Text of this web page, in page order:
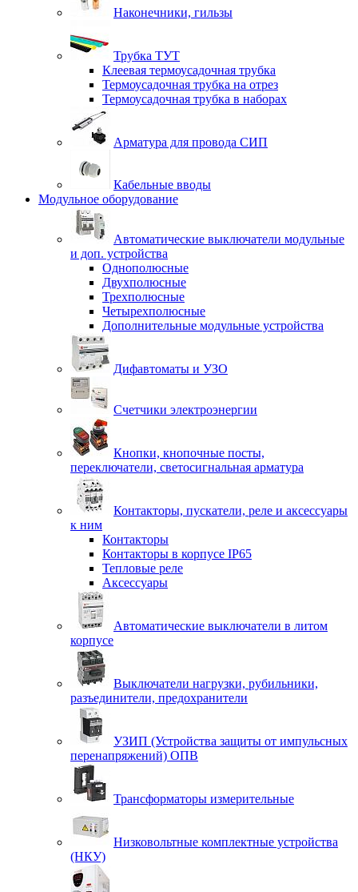
Наконечники, гильзы
Трубка ТУТ
Клеевая термоусадочная трубка
Термоусадочная трубка на отрез
Термоусадочная трубка в наборах
Арматура для провода СИП
Кабельные вводы
Модульное оборудование
Автоматические выключатели модульные
и доп. устройства
Однополюсные
Двухполюсные
Трехполюсные
Четырехполюсные
Дополнительные модульные устройства
Дифавтоматы и УЗО
Счетчики электроэнергии
Кнопки, кнопочные посты,
переключатели, светосигнальная арматура
Контакторы, пускатели, реле и аксессуары
к ним
Контакторы
Контакторы в корпусе IP65
Тепловые реле
Аксессуары
Автоматические выключатели в литом
корпусе
Выключатели нагрузки, рубильники,
разъединители, предохранители
УЗИП (Устройства защиты от импульсных
перенапряжений) ОПВ
Трансформаторы измерительные
Низковольтные комплектные устройства
(НКУ)